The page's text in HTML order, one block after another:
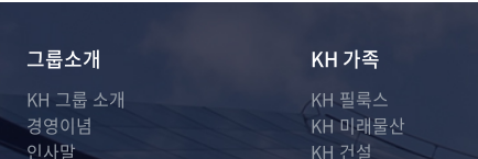
그룹소개
KH 그룹 소개
경영이념
인사말
KH 가족
KH 필룩스
KH 미래물산
KH 건설